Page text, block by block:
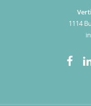
1114